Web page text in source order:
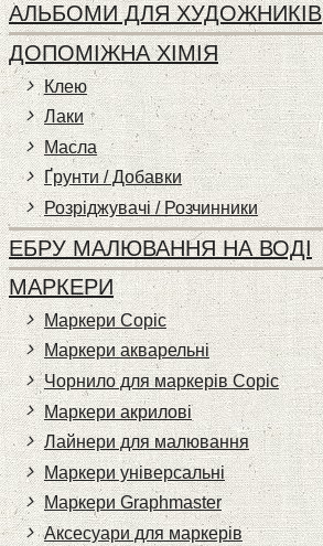
АЛЬБОМИ ДЛЯ ХУДОЖНИКІВ
ДОПОМІЖНА ХІМІЯ
Клею
Лаки
Масла
Ґрунти / Добавки
Розріджувачі / Розчинники
ЕБРУ МАЛЮВАННЯ НА ВОДІ
МАРКЕРИ
Маркери Copic
Маркери акварельні
Чорнило для маркерів Copic
Маркери акрилові
Лайнери для малювання
Маркери універсальні
Маркери Graphmaster
Аксесуари для маркерів